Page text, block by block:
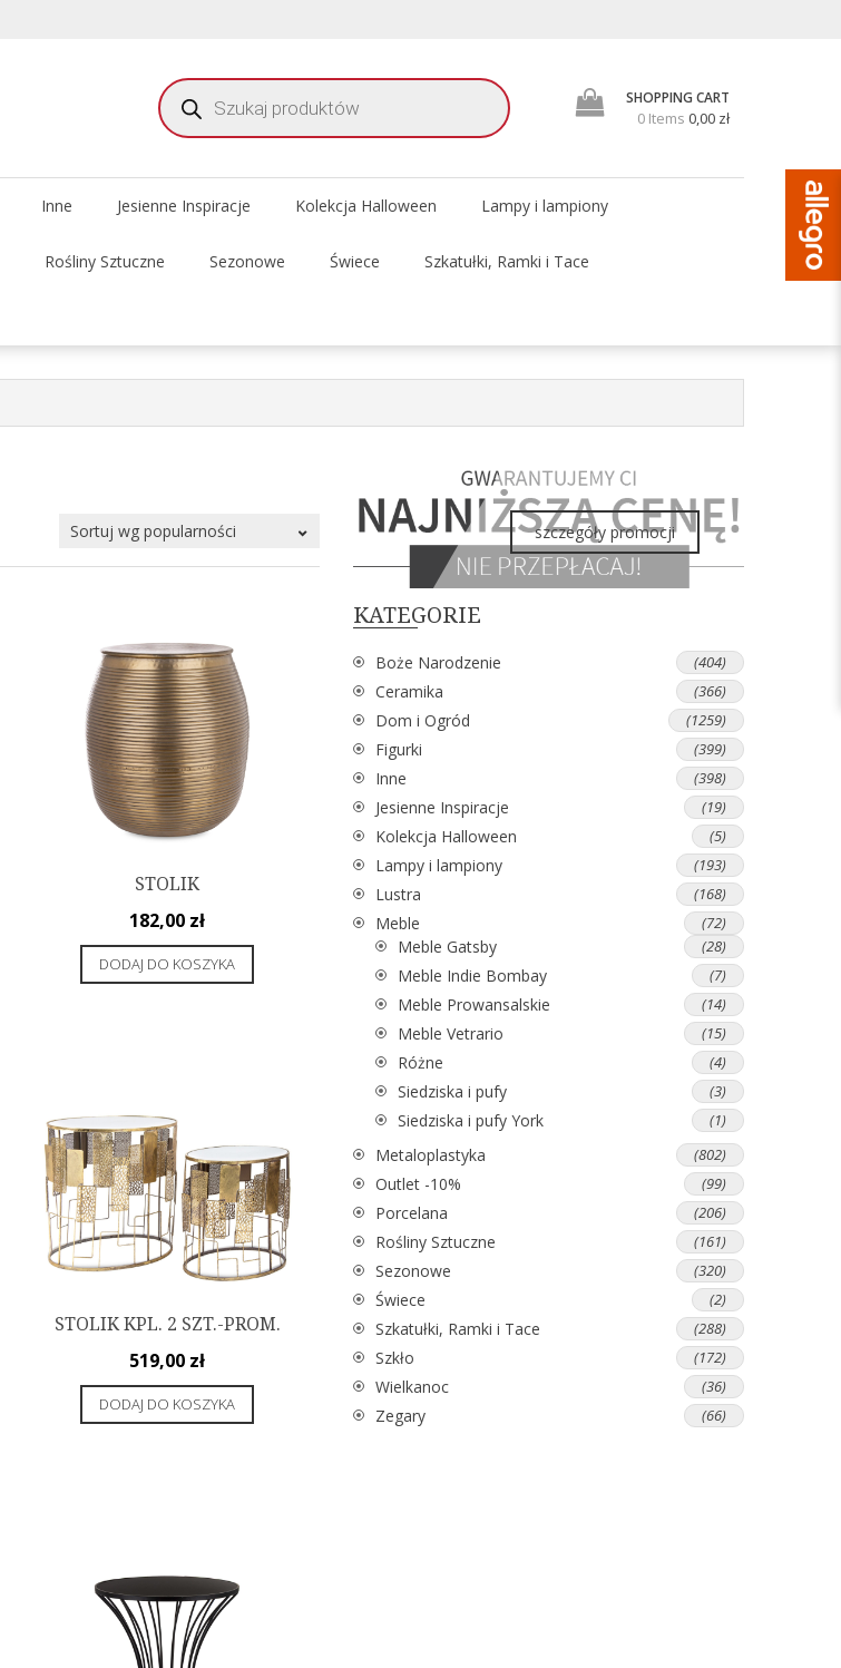
Wyszukiwarka
produktów SHOPPING CART
0 Items 0,00 zł
Inne Jesienne Inspiracje Kolekcja Halloween Lampy i lampiony
Rośliny Sztuczne Sezonowe Świece Szkatułki, Ramki i Tace
STOLIK
182,00 zł
DODAJ DO KOSZYKA
STOLIK KPL. 2 SZT.-PROM.
519,00 zł
DODAJ DO KOSZYKA
szczegóły promocji
KATEGORIE
Boże Narodzenie (404)
Ceramika (366)
Dom i Ogród (1259)
Figurki (399)
Inne (398)
Jesienne Inspiracje (19)
Kolekcja Halloween (5)
Lampy i lampiony (193)
Lustra (168)
Meble (72)
Meble Gatsby (28)
Meble Indie Bombay (7)
Meble Prowansalskie (14)
Meble Vetrario (15)
Różne (4)
Siedziska i pufy (3)
Siedziska i pufy York (1)
Metaloplastyka (802)
Outlet -10% (99)
Porcelana (206)
Rośliny Sztuczne (161)
Sezonowe (320)
Świece (2)
Szkatułki, Ramki i Tace (288)
Szkło (172)
Wielkanoc (36)
Zegary (66)